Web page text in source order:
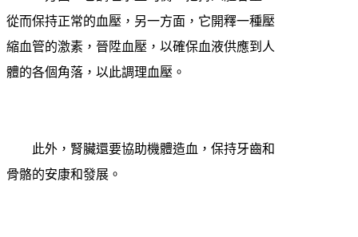
從而保持正常的血壓，另一方面，它開釋一種壓
縮血管的激素，晉陞血壓，以確保血液供應到人
體的各個角落，以此調理血壓。
此外，腎臟還要協助機體造血，保持牙齒和
骨骼的安康和發展。